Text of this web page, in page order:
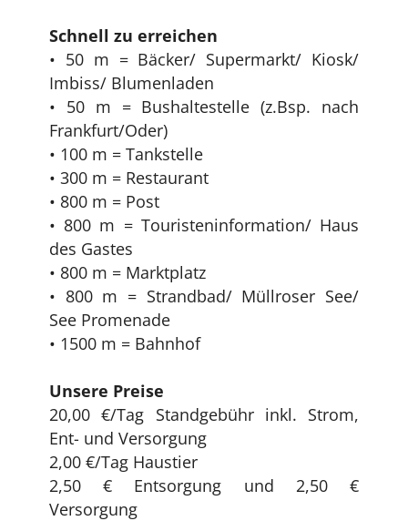
Schnell zu erreichen
• 50 m = Bäcker/ Supermarkt/ Kiosk/
Imbiss/ Blumenladen
• 50 m = Bushaltestelle (z.Bsp. nach
Frankfurt/Oder)
• 100 m = Tankstelle
• 300 m = Restaurant
• 800 m = Post
• 800 m = Touristeninformation/ Haus
des Gastes
• 800 m = Marktplatz
• 800 m = Strandbad/ Müllroser See/
See Promenade
• 1500 m = Bahnhof
Unsere Preise
20,00 €/Tag Standgebühr inkl. Strom,
Ent- und Versorgung
2,00 €/Tag Haustier
2,50 € Entsorgung und 2,50 €
Versorgung